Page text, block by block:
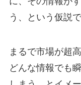
う、という仮説で
まるで市場が超
どんな情報でも